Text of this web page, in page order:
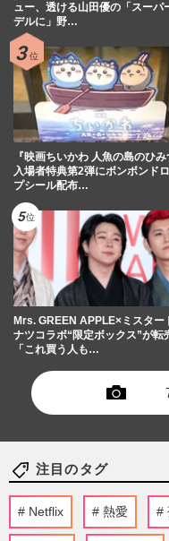
ュー、透ける山田優の「スーパ
デルに」野…
『映画ちいかわ 人魚の島のひみ
入場者特典第2弾にボンボンド
プシール配布…
Mrs. GREEN APPLE×ミスター
ナツコラボ“限定ボックス”が転
「これ買う人も…
注目のタグ
Netflix 熱愛